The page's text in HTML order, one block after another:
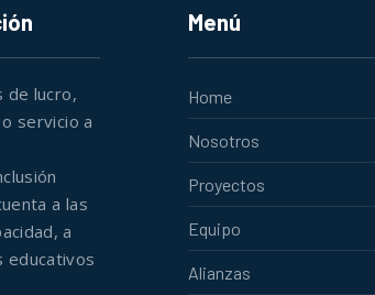
de lucro,
servicio a
a las
a
educativos
Menú
Home
Nosotros
Proyectos
Equipo
Alianzas